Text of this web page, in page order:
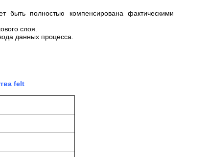
быть полностью компенсирована фактическими
слоя.
данных процесса.
felt